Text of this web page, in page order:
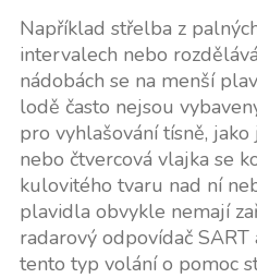
Například střelba z
intervalech nebo
nádobách se na menší
lodě často nejsou
pro vyhlašování tísně,
nebo čtvercová vlajka se
kulovitého tvaru nad ní
plavidla obvykle nemají
radarový odpovídač SART
tento typ volání o pomoc